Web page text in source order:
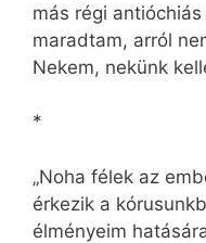
más régi
maradtam, arról
Nekem, nekünk
*
„Noha félek az
érkezik a
élményeim